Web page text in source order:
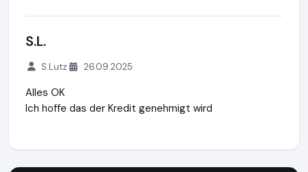
S.L.
S.Lutz 26.09.2025
Alles OK
Ich hoffe das der Kredit genehmigt wird